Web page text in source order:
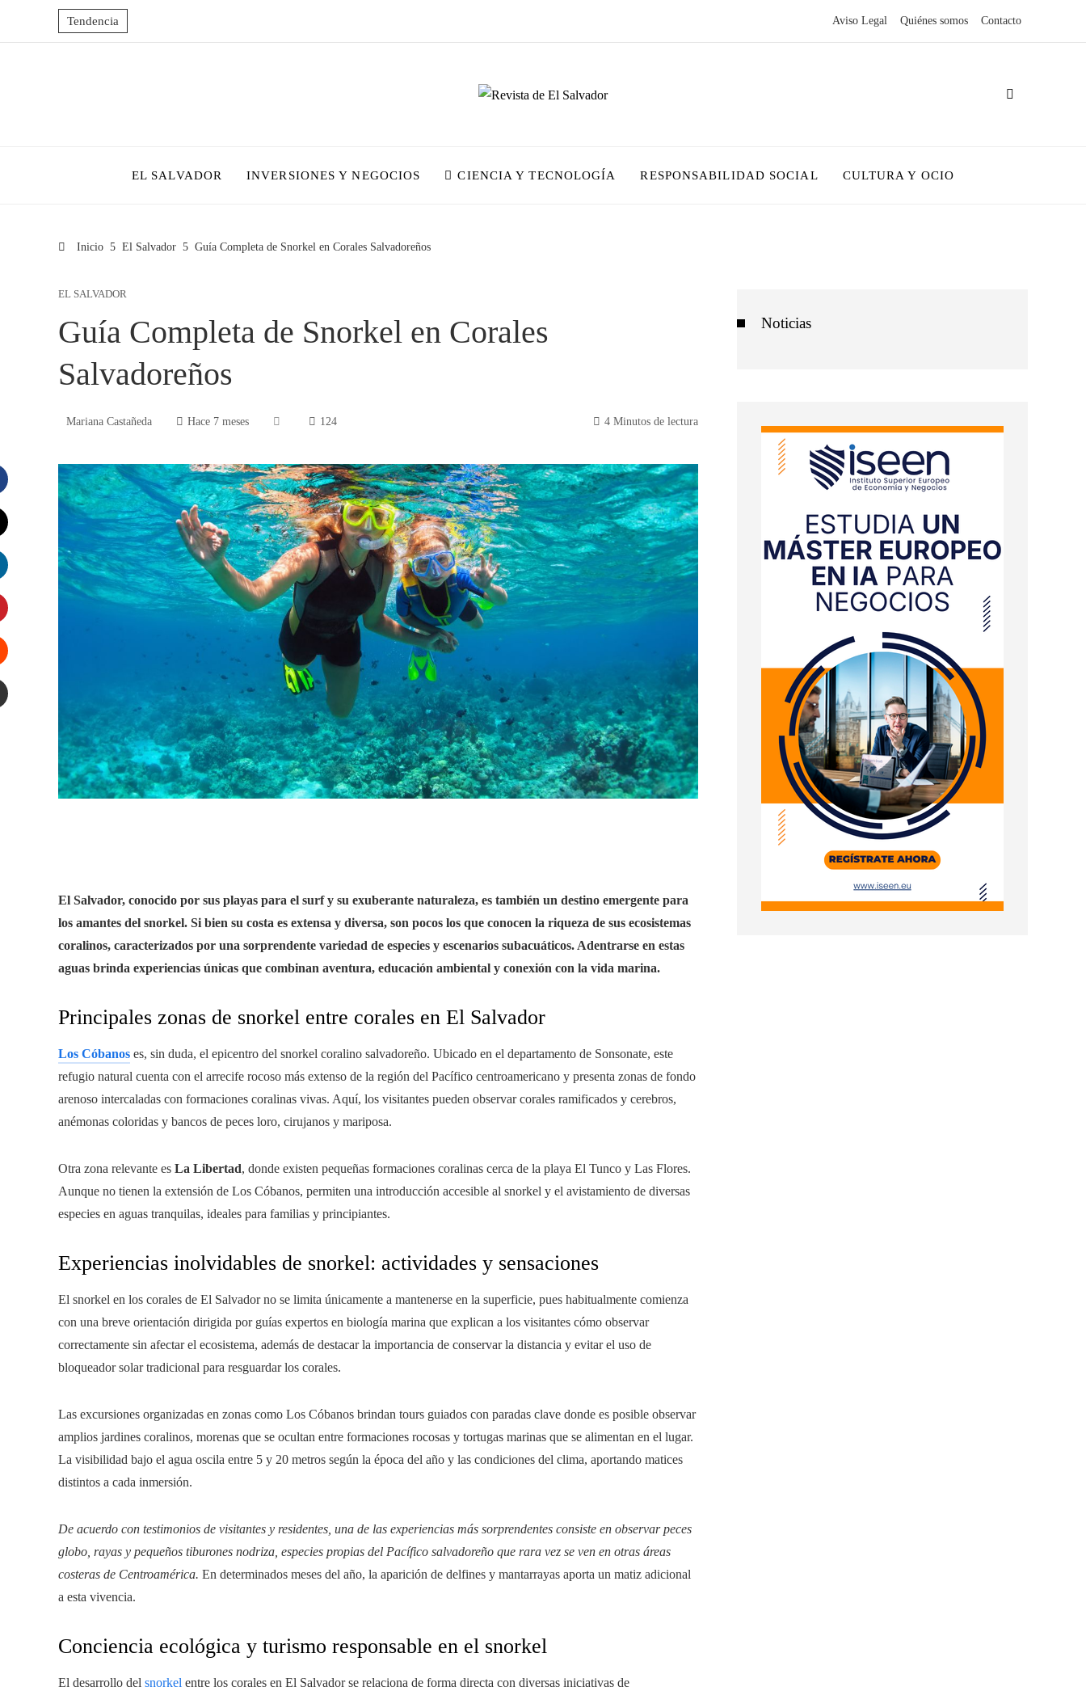
Tendencia Aviso Legal Quiénes somos Contacto
EL SALVADOR INVERSIONES Y NEGOCIOS CIENCIA Y TECNOLOGÍA RESPONSABILIDAD SOCIAL CULTURA Y OCIO
Inicio El Salvador Guía Completa de Snorkel en Corales Salvadoreños
EL SALVADOR
Guía Completa de Snorkel en Corales
Salvadoreños
Mariana Castañeda Hace 7 meses 124 4 Minutos de lectura
El Salvador, conocido por sus playas para el surf y su exuberante naturaleza, es también un destino emergente para
los amantes del snorkel. Si bien su costa es extensa y diversa, son pocos los que conocen la riqueza de sus ecosistemas
coralinos, caracterizados por una sorprendente variedad de especies y escenarios subacuáticos. Adentrarse en estas
aguas brinda experiencias únicas que combinan aventura, educación ambiental y conexión con la vida marina.
Principales zonas de snorkel entre corales en El Salvador
Los Cóbanos es, sin duda, el epicentro del snorkel coralino salvadoreño. Ubicado en el departamento de Sonsonate, este
refugio natural cuenta con el arrecife rocoso más extenso de la región del Pacífico centroamericano y presenta zonas de fondo
arenoso intercaladas con formaciones coralinas vivas. Aquí, los visitantes pueden observar corales ramificados y cerebros,
anémonas coloridas y bancos de peces loro, cirujanos y mariposa.
Otra zona relevante es La Libertad, donde existen pequeñas formaciones coralinas cerca de la playa El Tunco y Las Flores.
Aunque no tienen la extensión de Los Cóbanos, permiten una introducción accesible al snorkel y el avistamiento de diversas
especies en aguas tranquilas, ideales para familias y principiantes.
Experiencias inolvidables de snorkel: actividades y sensaciones
El snorkel en los corales de El Salvador no se limita únicamente a mantenerse en la superficie, pues habitualmente comienza
con una breve orientación dirigida por guías expertos en biología marina que explican a los visitantes cómo observar
correctamente sin afectar el ecosistema, además de destacar la importancia de conservar la distancia y evitar el uso de
bloqueador solar tradicional para resguardar los corales.
Las excursiones organizadas en zonas como Los Cóbanos brindan tours guiados con paradas clave donde es posible observar
amplios jardines coralinos, morenas que se ocultan entre formaciones rocosas y tortugas marinas que se alimentan en el lugar.
La visibilidad bajo el agua oscila entre 5 y 20 metros según la época del año y las condiciones del clima, aportando matices
distintos a cada inmersión.
De acuerdo con testimonios de visitantes y residentes, una de las experiencias más sorprendentes consiste en observar peces
globo, rayas y pequeños tiburones nodriza, especies propias del Pacífico salvadoreño que rara vez se ven en otras áreas
costeras de Centroamérica. En determinados meses del año, la aparición de delfines y mantarrayas aporta un matiz adicional
a esta vivencia.
Conciencia ecológica y turismo responsable en el snorkel
El desarrollo del snorkel entre los corales en El Salvador se relaciona de forma directa con diversas iniciativas de
Noticias